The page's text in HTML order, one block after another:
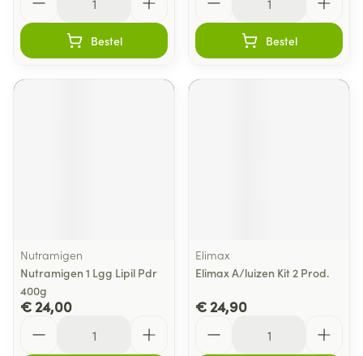
Bestel Bestel
Nutramigen
Nutramigen 1 Lgg Lipil Pdr
400g
€ 24,00
Elimax
Elimax A/luizen Kit 2 Prod.
€ 24,90